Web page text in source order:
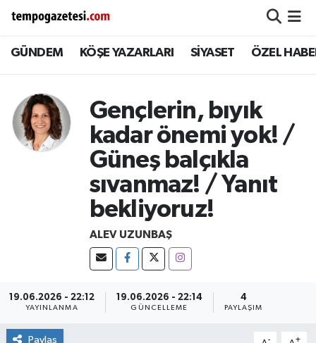
GÜNDEM KÖŞE YAZARLARI SİYASET ÖZEL
Gençlerin, bıyık
kadar önemi yok! /
Güneş balçıkla
sıvanmaz! / Yanıt
bekliyoruz!
ALEV UZUNBAŞ
19.06.2026 - 22:12
YAYINLANMA
19.06.2026 - 22:14
GÜNCELLEME
4
PAYLAŞIM
Paylaş - +
Alaplı
Devrek
Gökçebey
GÜNDEM
Kozlu
Siyaset
Zonguldak Nöbetçi Eczaneler
Zonguldak Namaz Vakitleri
Zonguldak Trafik Yoğunluk Haritası
Süper Lig Puan Durumu ve Fikstür
Tüm Manşetler
Son Dakika Haberleri
Haber Arşivi